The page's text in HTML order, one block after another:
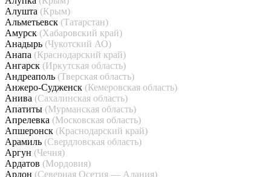
Алушта (Крым)
Альметьевск (Татарстан)
Амурск (Хабаровский край)
Анадырь (Чукотский АО)
Анапа (Краснодарский край)
Ангарск (Иркутская область)
Андреаполь (Тверская область)
Анжеро-Судженск (Кемеровская область)
Анива (Сахалинская область)
Апатиты (Мурманская область)
Апрелевка (Московская область)
Апшеронск (Краснодарский край)
Арамиль (Свердловская область)
Аргун (Чечня)
Ардатов (Мордовия)
Ардон (Северная Осетия — Алания)